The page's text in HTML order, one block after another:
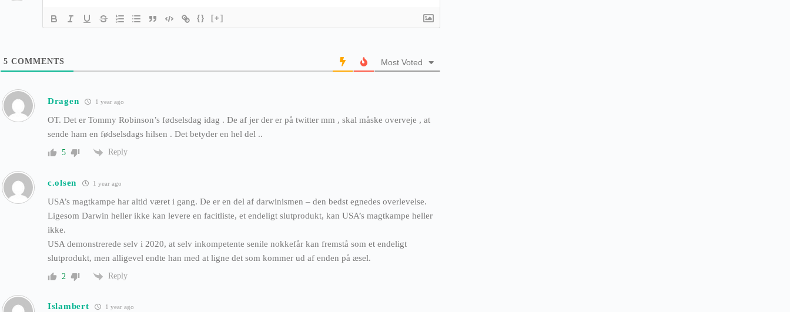
{} [+]
5 COMMENTS Most Voted
Dragen 1 year ago
OT. Det er Tommy Robinson’s fødselsdag idag . De af jer der er på twitter mm , skal måske overveje , at
sende ham en fødselsdags hilsen . Det betyder en hel del ..
5 Reply
c.olsen 1 year ago
USA’s magtkampe har altid været i gang. De er en del af darwinismen – den bedst egnedes overlevelse.
Ligesom Darwin heller ikke kan levere en facitliste, et endeligt slutprodukt, kan USA’s magtkampe heller
ikke.
USA demonstrerede selv i 2020, at selv inkompetente senile nokkefår kan fremstå som et endeligt
slutprodukt, men alligevel endte han med at ligne det som kommer ud af enden på æsel.
2 Reply
Islambert 1 year ago